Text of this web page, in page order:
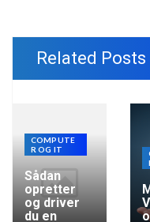
Related Posts
COMPUTE
R OG IT
Sådan
opretter
og driver
du en